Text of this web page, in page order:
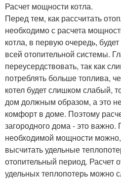
Расчет мощности котла.
Перед тем, как рассчитать
необходимо с расчета
котла, в первую очередь,
всей отопительной системы.
переусердствовать, так как
потреблять больше топлива,
котел будет слишком слабый,
дом должным образом, а это
комфорт в доме. Поэтому
загородного дома - это важно.
необходимой мощности
высчитать удельные
отопительный период. Расчет
удельных теплопотерь можно